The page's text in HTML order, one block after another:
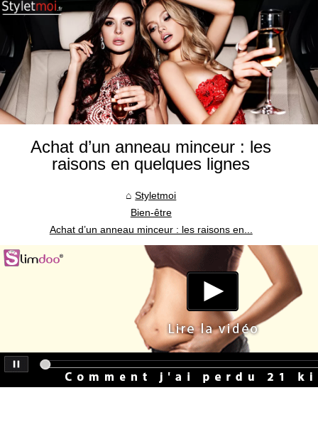
Achat d’un anneau minceur : les
raisons en quelques lignes
Styletmoi
Bien-être
Achat d’un anneau minceur : les raisons en...